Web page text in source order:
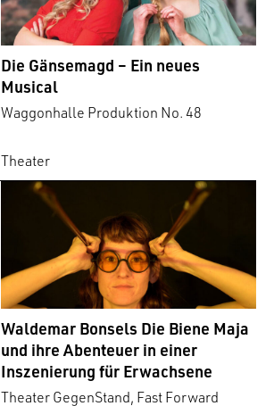
Die Gänsemagd – Ein neues
Musical
Waggonhalle Produktion No. 48
Theater
Waldemar Bonsels Die Biene Maja
und ihre Abenteuer in einer
Inszenierung für Erwachsene
Theater GegenStand, Fast Forward